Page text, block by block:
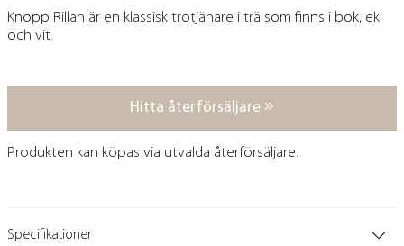
Knopp Rillan är en klassisk trotjänare i trä som finns i bok, ek
och vit.
Hitta återförsäljare
Produkten kan köpas via utvalda återförsäljare.
Specifikationer